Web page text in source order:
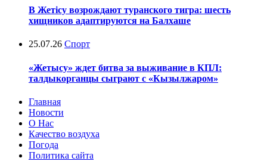
В Жетісу возрождают туранского тигра: шесть
хищников адаптируются на Балхаше
25.07.26 Спорт
«Жетысу» ждет битва за выживание в КПЛ:
талдыкорганцы сыграют с «Кызылжаром»
Главная
Новости
О Нас
Качество воздуха
Погода
Политика сайта